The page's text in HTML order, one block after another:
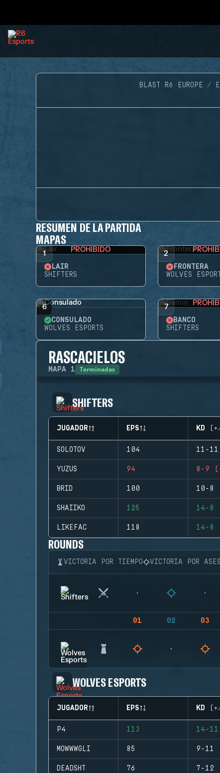
BLAST R6 EUROPE
RESUMEN DE LA PARTIDA
MAPAS
1 PROHIBIDO
LAIR
SHIFTERS
2
FRONTERA
WOLVES
6
CONSULADO
WOLVES ESPORTS
7
BANCO
SHIFTERS
RASCACIELOS
MAPA 1 Terminadas
SHIFTERS
JUGADOR EPS KD
SOLOTOV 104 11-
YUZUS 94 8-9
BRID 100 10-8
SHAIIKO 125 14-8
LIKEFAC 118 14-8
ROUNDS
VICTORIA POR TIEMPO VICTORIA POR
01 02 03
WOLVES ESPORTS
JUGADOR EPS KD
P4 113 14-
MOWWWGLI 85 9-11
DEADSHT 76 7-12